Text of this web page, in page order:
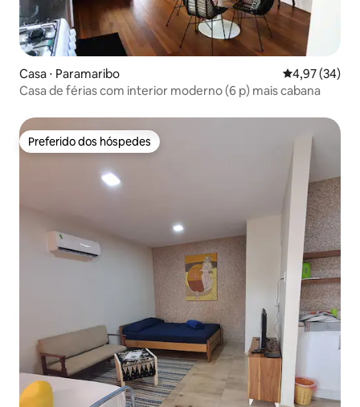
Casa ⋅ Paramaribo 4,97 de uma
4,97 (34)
Casa de férias com interior moderno (6 p) mais cabana
Preferido dos hóspedes
Preferido dos hóspedes